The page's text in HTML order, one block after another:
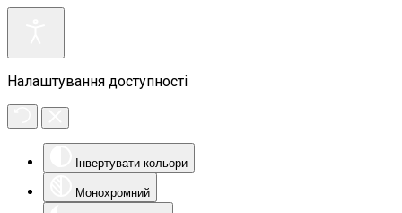
Налаштування доступності
Інвертувати кольори
Монохромний